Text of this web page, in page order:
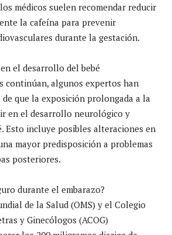
médicos suelen recomendar reducir
la cafeína para prevenir
durante la gestación.
el desarrollo del bebé
continúan, algunos expertos han
que la exposición prolongada a la
en el desarrollo neurológico y
Esto incluye posibles alteraciones en
mayor predisposición a problemas
posteriores.
durante el embarazo?
de la Salud (OMS) y el Colegio
y Ginecólogos (ACOG)